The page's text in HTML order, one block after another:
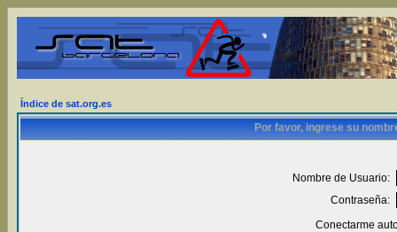
Índice de sat.org.es
Por favor, ingrese su
Nombre de Usuario:
Contraseña:
Conectarme